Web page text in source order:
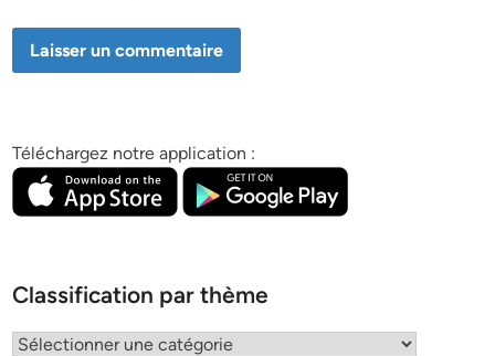
Téléchargez notre application :
Classification par thème
Classification